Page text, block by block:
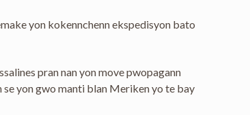
yon kokennchenn ekspedisyon bato
pran nan yon move pwopagann
se yon gwo manti blan Meriken yo te bay